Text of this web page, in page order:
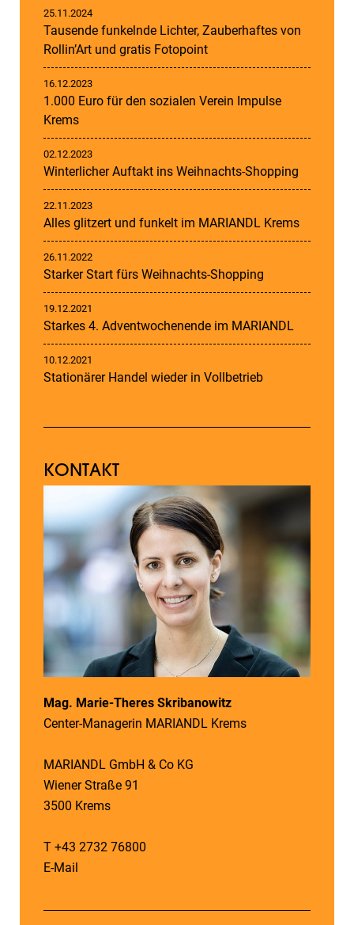
25.11.2024
Tausende funkelnde Lichter, Zauberhaftes von
Rollin’Art und gratis Fotopoint
16.12.2023
1.000 Euro für den sozialen Verein Impulse
Krems
02.12.2023
Winterlicher Auftakt ins Weihnachts-Shopping
22.11.2023
Alles glitzert und funkelt im MARIANDL Krems
26.11.2022
Starker Start fürs Weihnachts-Shopping
19.12.2021
Starkes 4. Adventwochenende im MARIANDL
10.12.2021
Stationärer Handel wieder in Vollbetrieb
KONTAKT
Mag. Marie-Theres Skribanowitz
Center-Managerin MARIANDL Krems
MARIANDL GmbH & Co KG
Wiener Straße 91
3500 Krems
T +43 2732 76800
E-Mail